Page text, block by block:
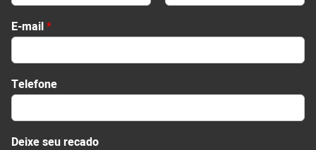
First Last
E-mail*
Telefone
D
Deixe seu recado